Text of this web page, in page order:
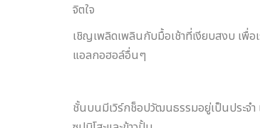
จิตใจ
เชิญเพลิดเพลินกับมื้อเช้าที่เงียบสงบ เพื่อ
แอลกอฮอล์อื่นๆ
ชั้นบนมีเวิร์กช็อปวัฒนธรรมอยู่เป็นประจำ